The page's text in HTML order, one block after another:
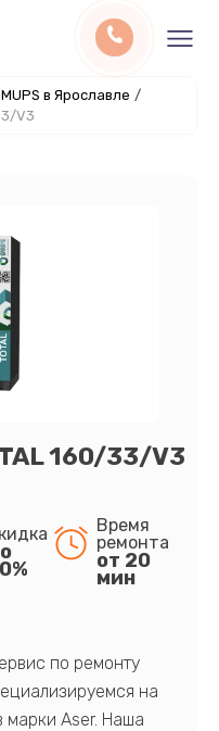
в Ярославле /
V3
160/33/V3
Время
ремонта
от 20
мин
по ремонту
на
марки Aser. Наша